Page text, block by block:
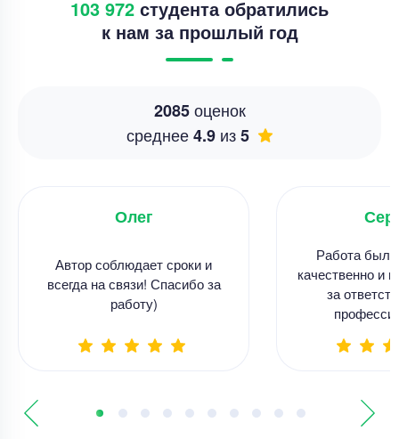
103 972 студента обратились
к нам за прошлый год
2085оценок
среднее4.9 из5
Олег
Автор соблюдает сроки и
всегда на связи! Спасибо за
работу)
Работа
качественно и
за